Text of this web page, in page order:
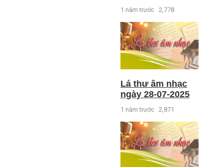
1 năm trước 2,778
Lá thư âm nhạc
ngày 28-07-2025
1 năm trước 2,871